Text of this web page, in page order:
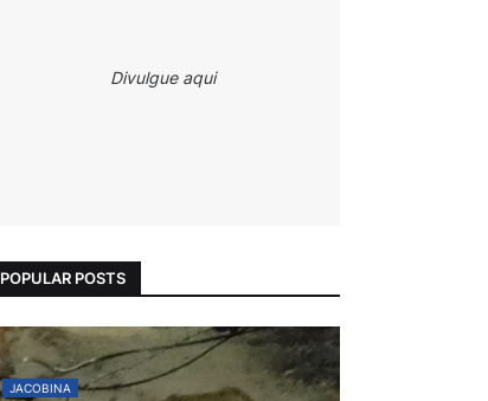
Divulgue aqui
POPULAR POSTS
JACOBINA